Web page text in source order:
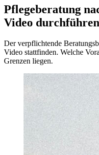
Pflegeberatung
Video durchführen
Der verpflichtende
Video stattfinden. Welche
Grenzen liegen.